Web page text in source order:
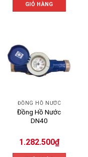
GIỎ HÀNG
ĐỒNG HỒ NƯỚC
Đồng Hồ Nước
DN40
1.282.500₫